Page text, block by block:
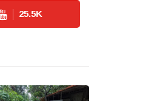
25.5K